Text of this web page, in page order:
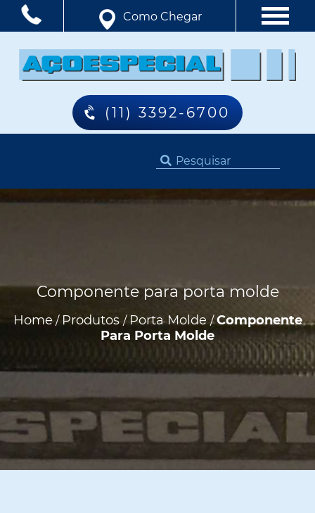
Como Chegar
(11) 3392-6700
Home/ Produtos / Porta Molde/Componente
Para Porta Molde
Componente para porta molde